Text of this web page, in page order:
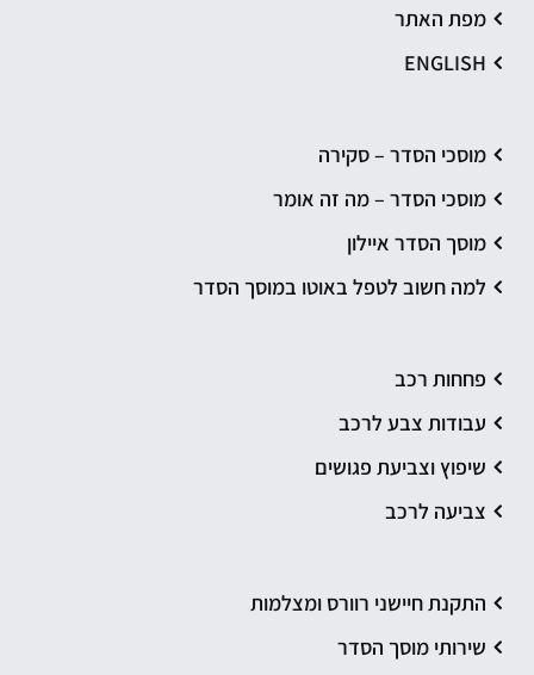
מפת האתר
ENGLISH
מוסכי הסדר – סקירה
מוסכי הסדר – מה זה אומר
מוסך הסדר איילון
למה חשוב לטפל באוטו במוסך הסדר
פחחות רכב
עבודות צבע לרכב
שיפוץ וצביעת פגושים
צביעה לרכב
התקנת חיישני רוורס ומצלמות
שירותי מוסך הסדר